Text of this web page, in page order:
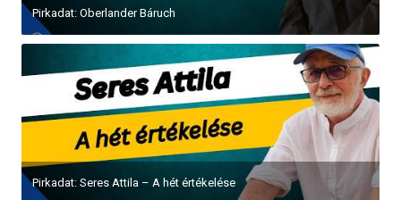
Pirkadat: Oberlander Báruch
Pirkadat: Seres Attila – A hét értékelése